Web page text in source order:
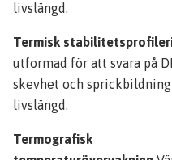
livslängd.
Termisk
utformad för att svara på
skevhet och
livslängd.
Termografisk